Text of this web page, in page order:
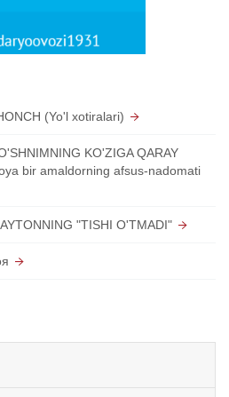
(Yo'l xotiralari)
KO'ZIGA QARAY
bir amaldorning afsus-nadomati
"TISHI O'TMADI"